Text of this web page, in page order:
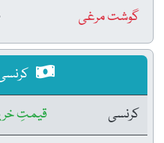
گوشت مرغی
کرنسی
قیمتِ